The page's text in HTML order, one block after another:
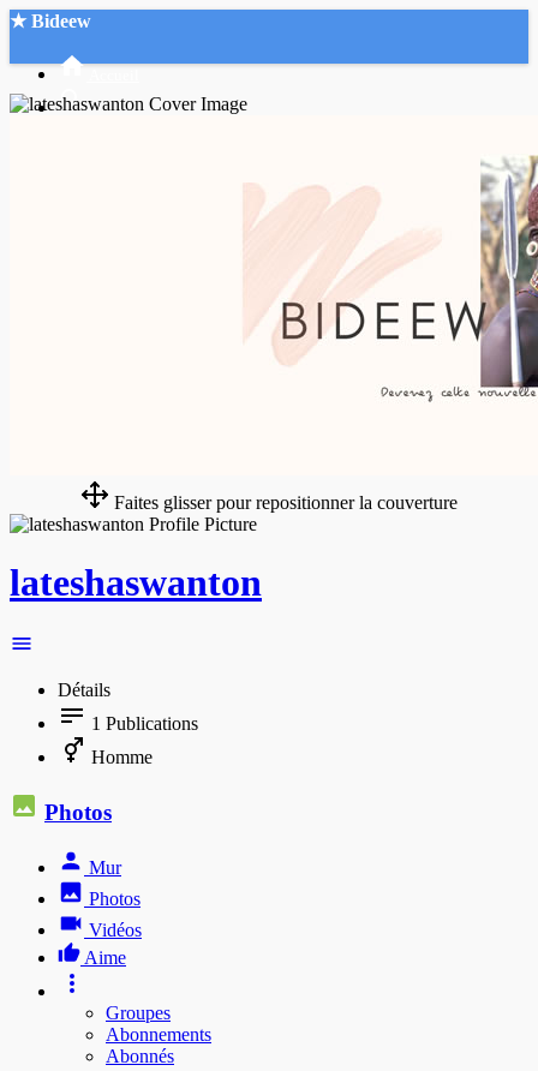
★ Bideew
Faites glisser pour repositionner la couverture
lateshaswanton
Détails
1 Publications
Homme
Photos
Mur
Photos
Vidéos
Aime
Groupes
Abonnements
Abonnés